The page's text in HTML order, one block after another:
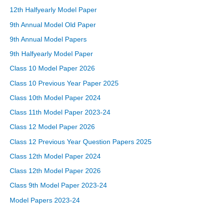
12th Halfyearly Model Paper
9th Annual Model Old Paper
9th Annual Model Papers
9th Halfyearly Model Paper
Class 10 Model Paper 2026
Class 10 Previous Year Paper 2025
Class 10th Model Paper 2024
Class 11th Model Paper 2023-24
Class 12 Model Paper 2026
Class 12 Previous Year Question Papers 2025
Class 12th Model Paper 2024
Class 12th Model Paper 2026
Class 9th Model Paper 2023-24
Model Papers 2023-24